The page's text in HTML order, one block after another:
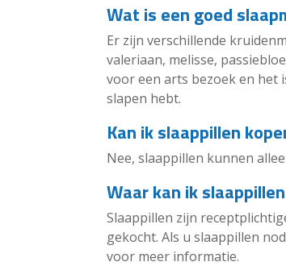
Wat is een goed
Er zijn verschillende
valeriaan, melisse,
voor een arts bezoek en het
slapen hebt.
Kan ik slaappillen
Nee, slaappillen kunnen
Waar kan ik
Slaappillen zijn
gekocht. Als u slaappillen
voor meer informatie.